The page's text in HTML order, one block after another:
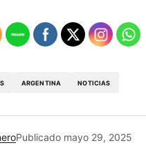
ARGENTINA NOTICIAS
Publicado mayo 29, 2025